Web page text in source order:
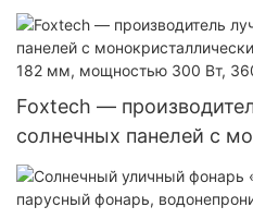
фотоэлектрические
инверторы мощностью
солнечных
Foxtech —
солнечных панелей с
элементами
300 Вт, 360 Вт и 400 Вт.